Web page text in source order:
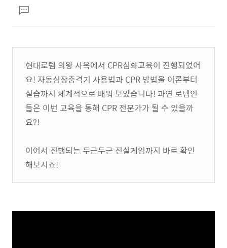
문댓
글
현대로템 의왕 사옥에서 CPR심화교육이 진행되었어
요! 자동심장충격기 사용법과 CPR 방법을 이론부터
실습까지 체계적으로 배워 보았습니다! 과연 로템인
들은 이번 교육을 통해 CPR 전문가가 될 수 있을까
요?!
이어서 진행되는 두근두근 진실게임까지 바로 확인
해보시죠!